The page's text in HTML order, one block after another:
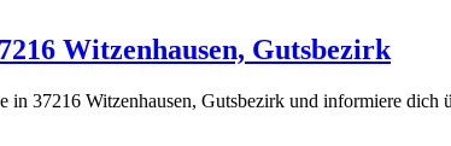
Witzenhausen, Gutsbezirk
in 37216 Witzenhausen, Gutsbezirk und informiere